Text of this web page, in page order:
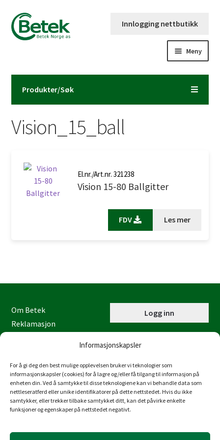
Informasjonskapsler
For å gi deg den best mulige opplevelsen bruker vi teknologier som
informasjonskapsler (cookies) for å lagre og/eller få tilgang til informasjon på
enheten din. Ved å samtykke til disse teknologiene kan vi behandle data som
nettleseratferd eller unike identifikatorer på dette nettstedet. Hvis du ikke
samtykker, eller trekker tilbake samtykket ditt, kan det påvirke enkelte
funksjoner og egenskaper på nettstedet negativt.
Hopp
til
navigasjon
Hopp
til
innhold
Innlogging nettbutikk
Meny
Forsiden
Kontaktinformasjon
Volumpriser
Vision_15_ball
El.nr./Art.nr. 321238
Vision 15-80 Ballgitter
FDV Les mer
Produkter/Søk
Logg inn
Juraveien 4
4636 Kristiansand
Tlf: 38 53 15 00
Om Betek
Reklamasjon
Personvernerklæring
Åpenhetsloven